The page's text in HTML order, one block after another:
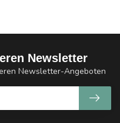
Newsletter
Newsletter-Angeboten